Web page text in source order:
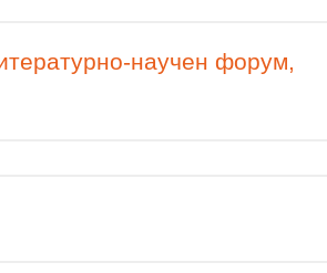
научен форум,